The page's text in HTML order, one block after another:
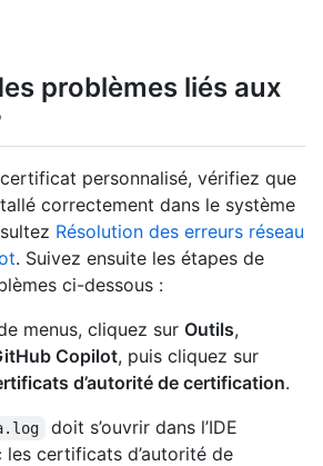
problèmes liés aux
personnalisé, vérifiez que
correctement dans le système
Résolution des erreurs réseau
. Suivez ensuite les étapes de
ci-dessous :
menus, cliquez sur Outils,
Copilot, puis cliquez sur
d’autorité de certification.
doit s’ouvrir dans l’IDE
les certificats d’autorité de